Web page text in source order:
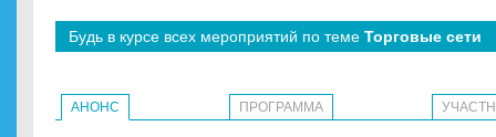
Будь в курсе всех мероприятий по теме Торговые сети
АНОНС ПРОГРАММА